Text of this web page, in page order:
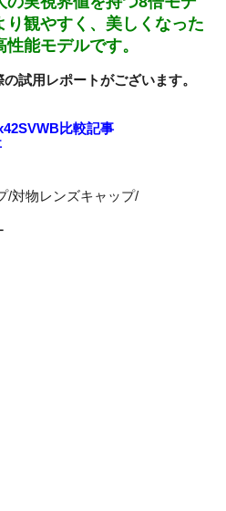
り観やすく、美しくなった
能モデルです。
試用レポートがございます。
比較記事
/対物レンズキャップ/